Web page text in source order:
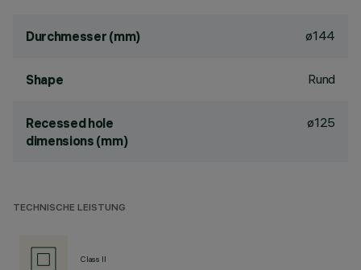
Durchmesser (mm) ø144
Shape Rund
Recessed hole
dimensions (mm)
ø125
TECHNISCHE LEISTUNG
Class II